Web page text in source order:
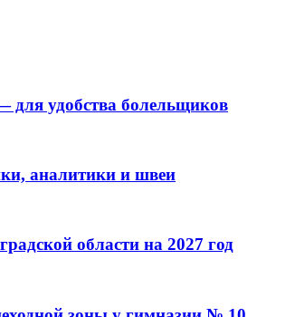
для удобства болельщиков
аналитики и швеи
области на 2027 год